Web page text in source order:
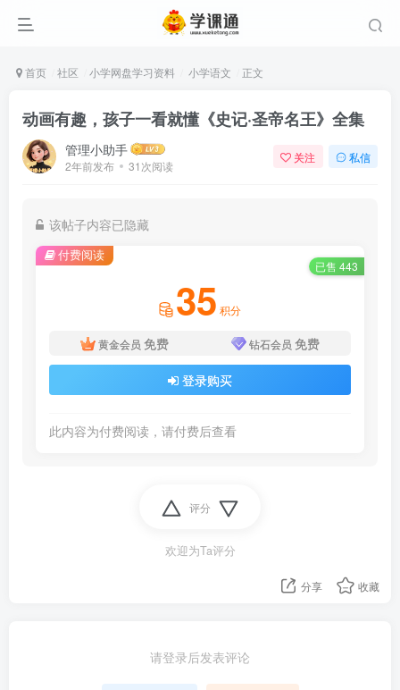
首页 社区 小学网盘学习资料 小学语文 正文
动画有趣，孩子一看就懂《史记·圣帝名王》全集
管理小助手
2年前发布 31次阅读
关注 私信
该帖子内容已隐藏
付费阅读
已售 443
35 积分
黄金会员 免费 钻石会员 免费
登录购买
此内容为付费阅读，请付费后查看
评分
欢迎为Ta评分
分享 收藏
请登录后发表评论